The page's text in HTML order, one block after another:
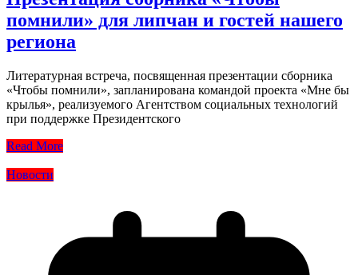
помнили» для липчан и гостей нашего
региона
Литературная встреча, посвященная презентации сборника
«Чтобы помнили», запланирована командой проекта «Мне бы
крылья», реализуемого Агентством социальных технологий
при поддержке Президентского
Read More
Новости